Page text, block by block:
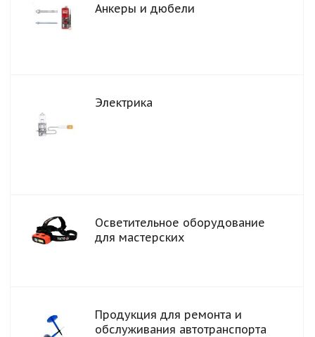
Анкеры и дюбели
Электрика
Осветительное оборудование
для мастерских
Продукция для ремонта и
обслуживания автотранспорта